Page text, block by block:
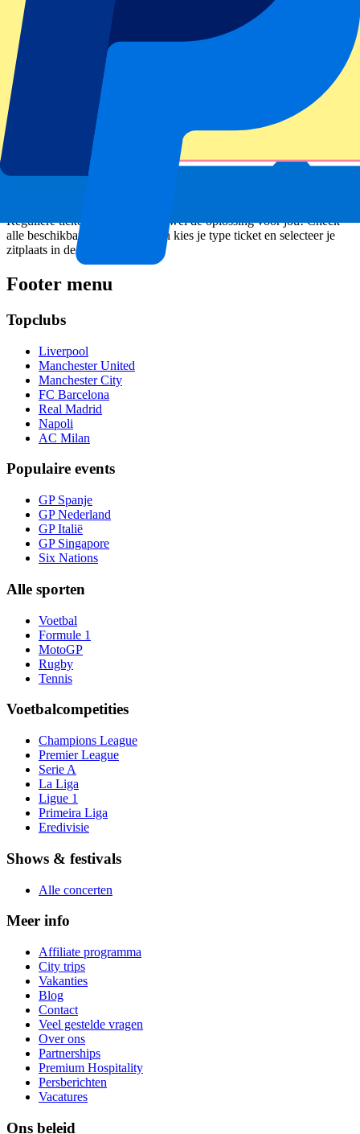
Het complete F1 2025 schema
Meer info
Gids voor jouw eerste F1 race
Meer info
F1 Sprint Race: Wat is het en hoe werkt het?
Meer info
Reguliere tickets zijn misschien wel de oplossing voor jou! Check
alle beschikbare Grand Prix’s en kies je type ticket en selecteer je
zitplaats in de checkout.
Footer menu
Topclubs
Liverpool
Manchester United
Manchester City
FC Barcelona
Real Madrid
Napoli
AC Milan
Populaire events
GP Spanje
GP Nederland
GP Italië
GP Singapore
Six Nations
Alle sporten
Voetbal
Formule 1
MotoGP
Rugby
Tennis
Voetbalcompetities
Champions League
Premier League
Serie A
La Liga
Ligue 1
Primeira Liga
Eredivisie
Shows & festivals
Alle concerten
Meer info
Affiliate programma
City trips
Vakanties
Blog
Contact
Veel gestelde vragen
Over ons
Partnerships
Premium Hospitality
Persberichten
Vacatures
Ons beleid